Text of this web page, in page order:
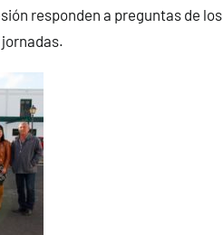
responden a preguntas de los